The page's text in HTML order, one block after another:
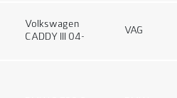
Volkswagen
CADDY III 04-
VAG